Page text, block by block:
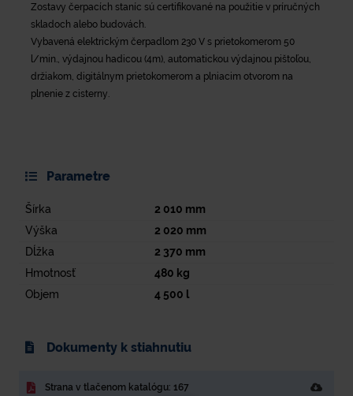
Zostavy čerpacích staníc sú certifikované na použitie v príručných
skladoch alebo budovách.
Vybavená elektrickým čerpadlom 230 V s prietokomerom 50
l/min., výdajnou hadicou (4m), automatickou výdajnou pištoľou,
držiakom, digitálnym prietokomerom a plniacim otvorom na
plnenie z cisterny.
Parametre
Šírka 2 010 mm
Výška
2 020 mm
Dĺžka
2 370 mm
Hmotnosť
480 kg
Objem
4 500 l
Dokumenty k stiahnutiu
Strana v tlačenom katalógu: 167